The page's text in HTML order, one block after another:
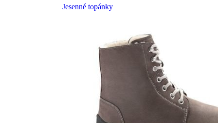
Jesenné topánky